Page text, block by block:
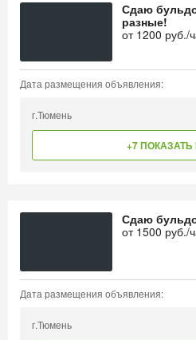
Сдаю
разные!
от 1200 руб./
Дата размещения объявления:
г.Тюмень
+7
Сдаю
от 1500 руб./
Дата размещения объявления:
г.Тюмень